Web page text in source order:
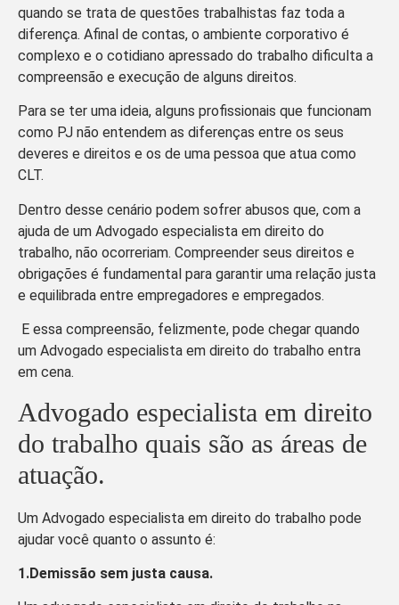
quando se trata de questões trabalhistas faz toda a
diferença. Afinal de contas, o ambiente corporativo é
complexo e o cotidiano apressado do trabalho dificulta a
compreensão e execução de alguns direitos.
Para se ter uma ideia, alguns profissionais que funcionam
como PJ não entendem as diferenças entre os seus
deveres e direitos e os de uma pessoa que atua como
CLT.
Dentro desse cenário podem sofrer abusos que, com a
ajuda de um Advogado especialista em direito do
trabalho, não ocorreriam. Compreender seus direitos e
obrigações é fundamental para garantir uma relação justa
e equilibrada entre empregadores e empregados.
E essa compreensão, felizmente, pode chegar quando
um Advogado especialista em direito do trabalho entra
em cena.
Advogado especialista em direito
do trabalho quais são as áreas de
atuação.
Um Advogado especialista em direito do trabalho pode
ajudar você quanto o assunto é:
1.Demissão sem justa causa.